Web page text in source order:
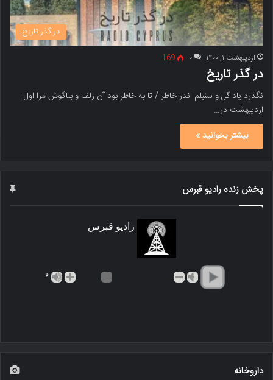
در گذر تاریخ
اردیبهشت ۱, ۱۴۰۰ ۰ 169
در گذر تاریخ
نگذرد یاد گل و سنبلم اندر خاطر / تا به خاطر بود آن زلف و بناگوش مرا اول
اردیبهشت در…
بیشتر بخوانید »
پخش زنده رادیو قبرس
رادیو قبرس
*
داروخانه